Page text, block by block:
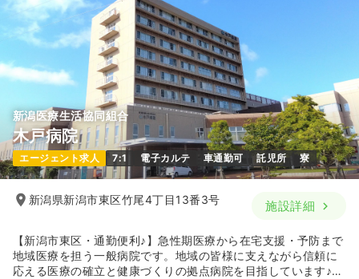
新潟医療生活協同組合
木戸病院
エージェント求人 7:1 電子カルテ 車通勤可 託児所 寮
新潟県新潟市東区竹尾4丁目13番3号 施設詳細
【新潟市東区・通勤便利♪】急性期医療から在宅支援・予防まで
地域医療を担う一般病院です。地域の皆様に支えながら信頼に
応える医療の確立と健康づくりの拠点病院を目指しています♪看